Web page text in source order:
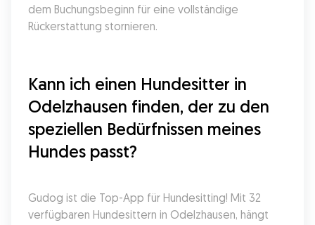
dem Buchungsbeginn für eine vollständige
Rückerstattung stornieren.
Kann ich einen Hundesitter in
Odelzhausen finden, der zu den
speziellen Bedürfnissen meines
Hundes passt?
Gudog ist die Top-App für Hundesitting! Mit 32
verfügbaren Hundesittern in Odelzhausen, hängt